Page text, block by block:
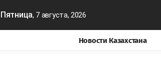
Пятница, 7 августа, 2026
Новости Казахстана